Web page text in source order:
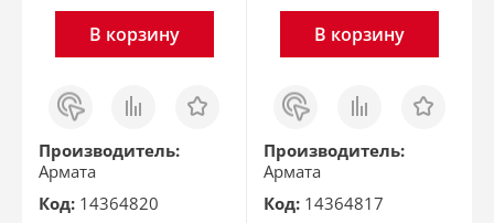
В корзину
Заказ
в 1
клик
Сравнить Отложить
Производитель:
Армата
Код: 14364820
В корзину
Заказ
в 1
клик
Сравнить Отложить
Производитель:
Армата
Код: 14364817